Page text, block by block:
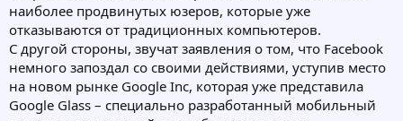
наиболее продвинутых юзеров, которые уже
отказываются от традиционных компьютеров.
С другой стороны, звучат заявления о том, что Facebook
немного запоздал со своими действиями, уступив место
на новом рынке Google Inc, которая уже представила
Google Glass – специально разработанный мобильный